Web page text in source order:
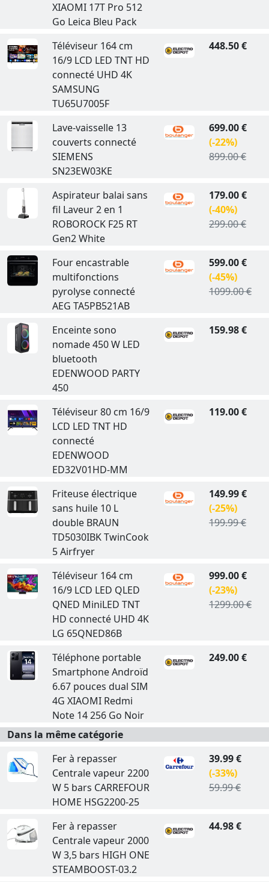
XIAOMI 17T Pro 512
Go Leica Bleu Pack
Téléviseur 164 cm
16/9 LCD LED TNT HD
connecté UHD 4K
SAMSUNG
TU65U7005F
448.50 €
Lave-vaisselle 13
couverts connecté
SIEMENS
SN23EW03KE
699.00 €
(-22%)
899.00 €
Aspirateur balai sans
fil Laveur 2 en 1
ROBOROCK F25 RT
Gen2 White
179.00 €
(-40%)
299.00 €
Four encastrable
multifonctions
pyrolyse connecté
AEG TA5PB521AB
599.00 €
(-45%)
1099.00 €
Enceinte sono
nomade 450 W LED
bluetooth
EDENWOOD PARTY
450
159.98 €
Téléviseur 80 cm 16/9
LCD LED TNT HD
connecté
EDENWOOD
ED32V01HD-MM
119.00 €
Friteuse électrique
sans huile 10 L
double BRAUN
TD5030IBK TwinCook
5 Airfryer
149.99 €
(-25%)
199.99 €
Téléviseur 164 cm
16/9 LCD LED QLED
QNED MiniLED TNT
HD connecté UHD 4K
LG 65QNED86B
999.00 €
(-23%)
1299.00 €
Téléphone portable
Smartphone Androïd
6.67 pouces dual SIM
4G XIAOMI Redmi
Note 14 256 Go Noir
249.00 €
Dans la même catégorie
Fer à repasser
Centrale vapeur 2200
W 5 bars CARREFOUR
HOME HSG2200-25
39.99 €
(-33%)
59.99 €
Fer à repasser
Centrale vapeur 2000
W 3,5 bars HIGH ONE
STEAMBOOST-03.2
44.98 €